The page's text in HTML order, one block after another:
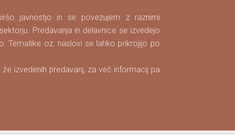
javnostjo in se povezujem z raznimi
Predavanja in delavnice se izvedejo
Tematike oz. naslovi se lahko prikrojijo po
izvedenih predavanj, za več informacij pa